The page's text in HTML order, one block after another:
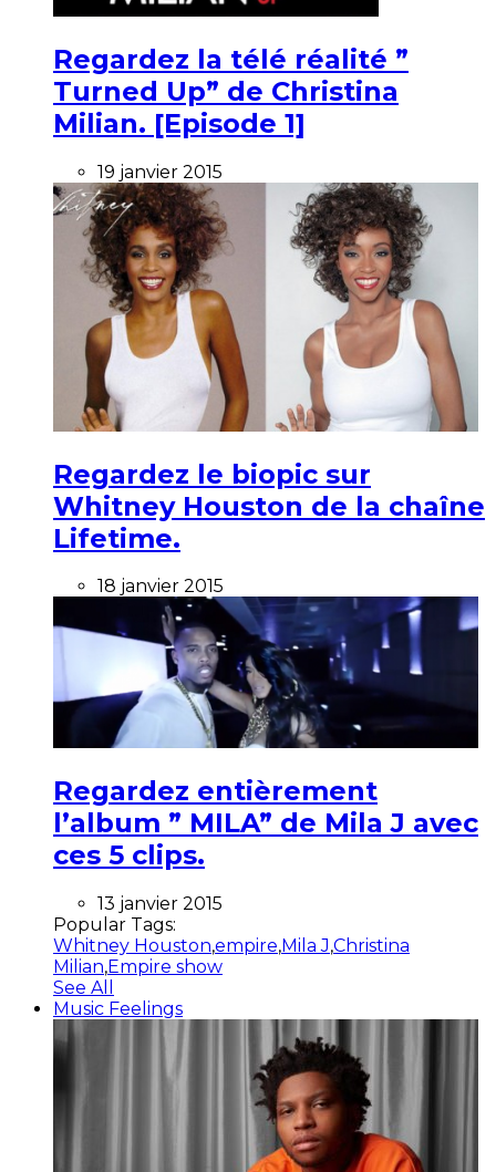
Regardez la télé réalité ”
Turned Up” de Christina
Milian. [Episode 1]
19 janvier 2015
Regardez le biopic sur
Whitney Houston de la chaîne
Lifetime.
18 janvier 2015
Regardez entièrement
l’album ” MILA” de Mila J avec
ces 5 clips.
13 janvier 2015
Popular Tags:
Whitney Houston,empire,Mila J,Christina
Milian,Empire show
See All
Music Feelings